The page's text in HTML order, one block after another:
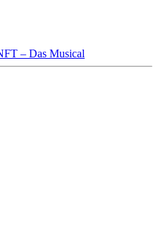
– Das Musical